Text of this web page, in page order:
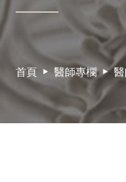
首頁 醫師專欄